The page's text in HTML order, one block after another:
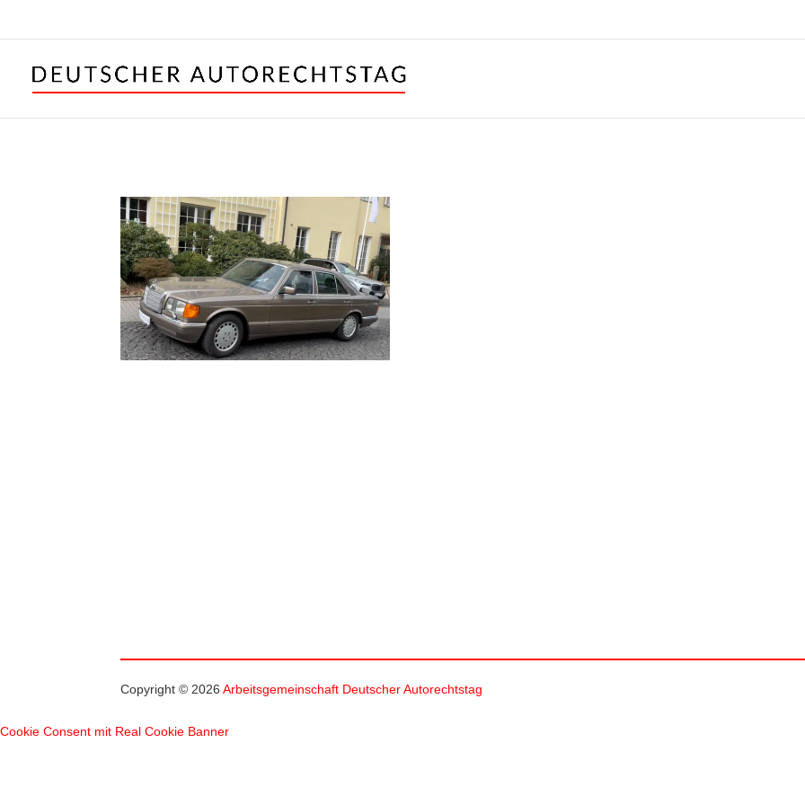
Copyright © 2026Arbeitsgemeinschaft Deutscher Autorechtstag
Cookie Consent mit Real Cookie Banner